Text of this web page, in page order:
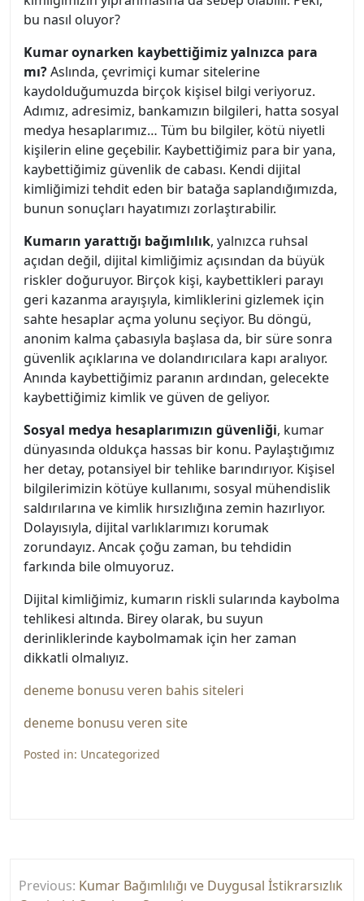
bu nasıl oluyor?
Kumar oynarken kaybettiğimiz yalnızca para
mı?Aslında, çevrimiçi kumar sitelerine
kaydolduğumuzda birçok kişisel bilgi veriyoruz.
Adımız, adresimiz, bankamızın bilgileri, hatta sosyal
medya hesaplarımız… Tüm bu bilgiler, kötü niyetli
kişilerin eline geçebilir. Kaybettiğimiz para bir yana,
kaybettiğimiz güvenlik de cabası. Kendi dijital
kimliğimizi tehdit eden bir batağa saplandığımızda,
bunun sonuçları hayatımızı zorlaştırabilir.
Kumarın yarattığı bağımlılık, yalnızca ruhsal
açıdan değil, dijital kimliğimiz açısından da büyük
riskler doğuruyor. Birçok kişi, kaybettikleri parayı
geri kazanma arayışıyla, kimliklerini gizlemek için
sahte hesaplar açma yolunu seçiyor. Bu döngü,
anonim kalma çabasıyla başlasa da, bir süre sonra
güvenlik açıklarına ve dolandırıcılara kapı aralıyor.
Anında kaybettiğimiz paranın ardından, gelecekte
kaybettiğimiz kimlik ve güven de geliyor.
Sosyal medya hesaplarımızın güvenliği, kumar
dünyasında oldukça hassas bir konu. Paylaştığımız
her detay, potansiyel bir tehlike barındırıyor. Kişisel
bilgilerimizin kötüye kullanımı, sosyal mühendislik
saldırılarına ve kimlik hırsızlığına zemin hazırlıyor.
Dolayısıyla, dijital varlıklarımızı korumak
zorundayız. Ancak çoğu zaman, bu tehdidin
farkında bile olmuyoruz.
Dijital kimliğimiz, kumarın riskli sularında kaybolma
tehlikesi altında. Birey olarak, bu suyun
derinliklerinde kaybolmamak için her zaman
dikkatli olmalıyız.
deneme bonusu veren bahis siteleri
deneme bonusu veren site
Posted in: Uncategorized
Previous: Kumar Bağımlılığı ve Duygusal İstikrarsızlık